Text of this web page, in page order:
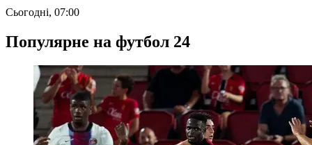
Сьогодні, 07:00
Популярне на футбол 24